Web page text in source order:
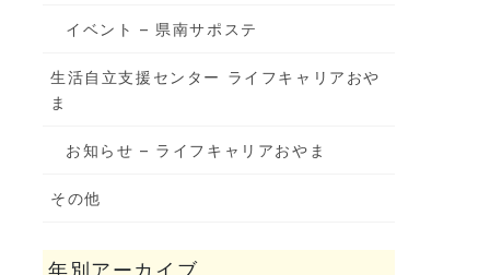
イベント – 県南サポステ
生活自立支援センター ライフキャリアおや
ま
お知らせ – ライフキャリアおやま
その他
年別アーカイブ